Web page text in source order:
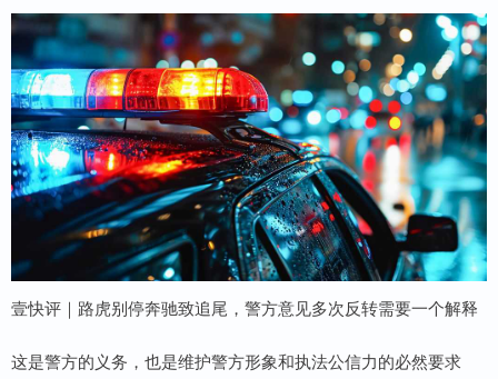
壹快评｜路虎别停奔驰致追尾，警方意见多次反转需要一个解释
这是警方的义务，也是维护警方形象和执法公信力的必然要求